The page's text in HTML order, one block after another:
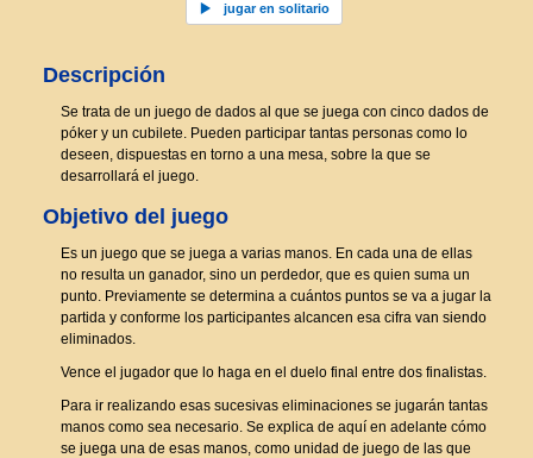
jugar en solitario
Descripción
Se trata de un juego de dados al que se juega con cinco dados de
póker y un cubilete. Pueden participar tantas personas como lo
deseen, dispuestas en torno a una mesa, sobre la que se
desarrollará el juego.
Objetivo del juego
Es un juego que se juega a varias manos. En cada una de ellas
no resulta un ganador, sino un perdedor, que es quien suma un
punto. Previamente se determina a cuántos puntos se va a jugar la
partida y conforme los participantes alcancen esa cifra van siendo
eliminados.
Vence el jugador que lo haga en el duelo final entre dos finalistas.
Para ir realizando esas sucesivas eliminaciones se jugarán tantas
manos como sea necesario. Se explica de aquí en adelante cómo
se juega una de esas manos, como unidad de juego de las que